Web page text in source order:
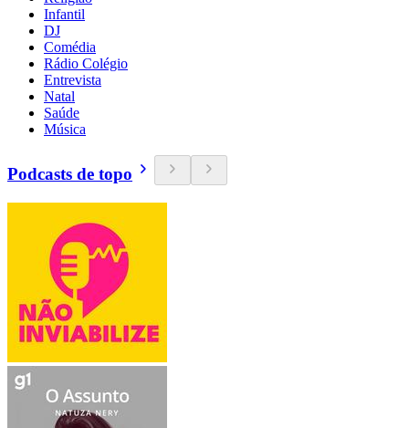
Infantil
DJ
Comédia
Rádio Colégio
Entrevista
Natal
Saúde
Música
Podcasts de topo